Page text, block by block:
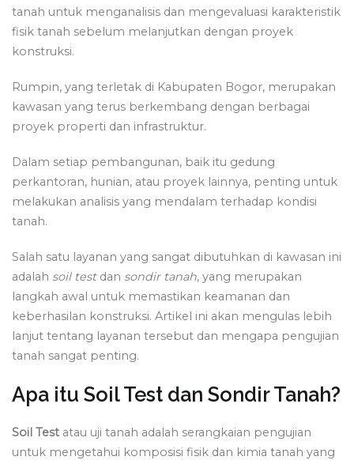
tanah untuk menganalisis dan mengevaluasi karakteristik
fisik tanah sebelum melanjutkan dengan proyek
konstruksi.
Rumpin, yang terletak di Kabupaten Bogor, merupakan
kawasan yang terus berkembang dengan berbagai
proyek properti dan infrastruktur.
Dalam setiap pembangunan, baik itu gedung
perkantoran, hunian, atau proyek lainnya, penting untuk
melakukan analisis yang mendalam terhadap kondisi
tanah.
Salah satu layanan yang sangat dibutuhkan di kawasan ini
adalah soil testdan sondir tanah, yang merupakan
langkah awal untuk memastikan keamanan dan
keberhasilan konstruksi. Artikel ini akan mengulas lebih
lanjut tentang layanan tersebut dan mengapa pengujian
tanah sangat penting.
Apa itu Soil Test dan Sondir Tanah?
Soil Test atau uji tanah adalah serangkaian pengujian
untuk mengetahui komposisi fisik dan kimia tanah yang